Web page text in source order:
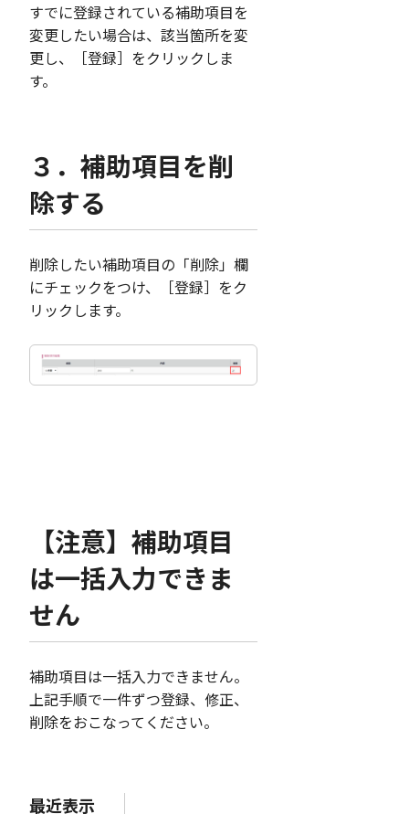
すでに登録されている補助項目を
変更したい場合は、該当箇所を変
更し、［登録］をクリックしま
す。
３．補助項目を削
除する
削除したい補助項目の「削除」欄
にチェックをつけ、［登録］をク
リックします。
【注意】補助項目
は一括入力できま
せん
補助項目は一括入力できません。
上記手順で一件ずつ登録、修正、
削除をおこなってください。
最近表示